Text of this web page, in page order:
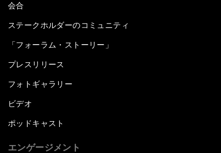
会合
ステークホルダーのコミュニティ
「フォーラム・ストーリー」
プレスリリース
フォトギャラリー
ビデオ
ポッドキャスト
エンゲージメント